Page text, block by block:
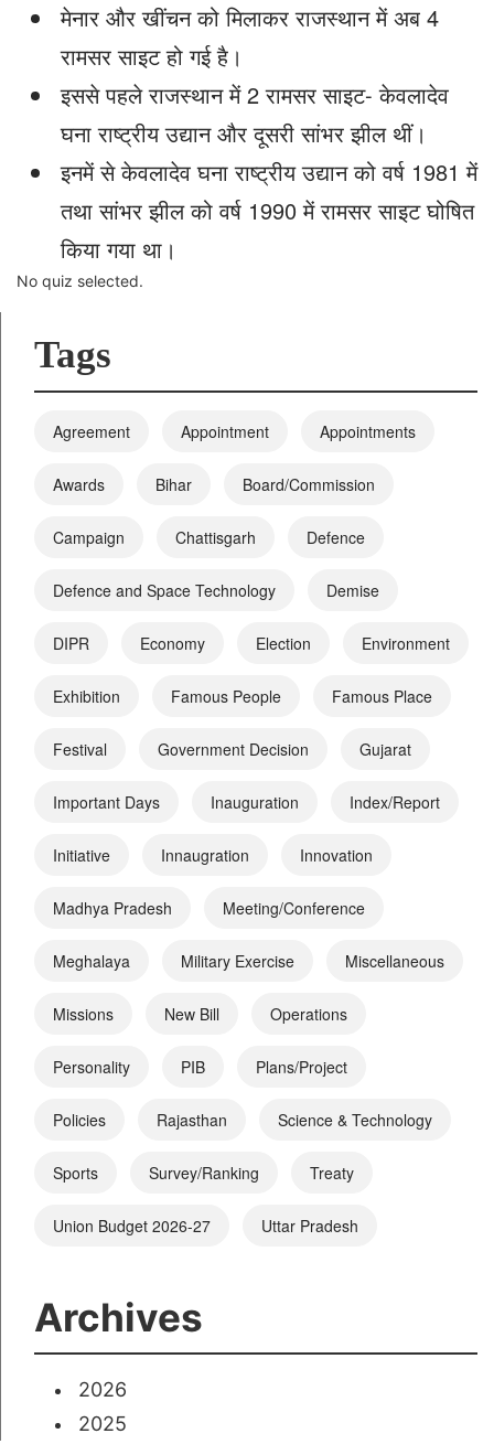
मेनार और खींचन को मिलाकर राजस्थान में अब 4
रामसर साइट हो गई है।
इससे पहले राजस्थान में 2 रामसर साइट- केवलादेव
घना राष्ट्रीय उद्यान और दूसरी सांभर झील थीं।
इनमें से केवलादेव घना राष्ट्रीय उद्यान को वर्ष 1981 में
तथा सांभर झील को वर्ष 1990 में रामसर साइट घोषित
किया गया था।
No quiz selected.
Tags
Agreement Appointment Appointments
Awards Bihar Board/Commission
Campaign Chattisgarh Defence
Defence and Space Technology Demise
DIPR Economy Election Environment
Exhibition Famous People Famous Place
Festival Government Decision Gujarat
Important Days Inauguration Index/Report
Initiative Innaugration Innovation
Madhya Pradesh Meeting/Conference
Meghalaya Military Exercise Miscellaneous
Missions New Bill Operations
Personality PIB Plans/Project
Policies Rajasthan Science & Technology
Sports Survey/Ranking Treaty
Union Budget 2026-27 Uttar Pradesh
Archives
2026
2025